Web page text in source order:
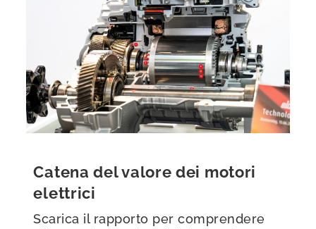
Catena del valore dei motori
elettrici
Scarica il rapporto per comprendere